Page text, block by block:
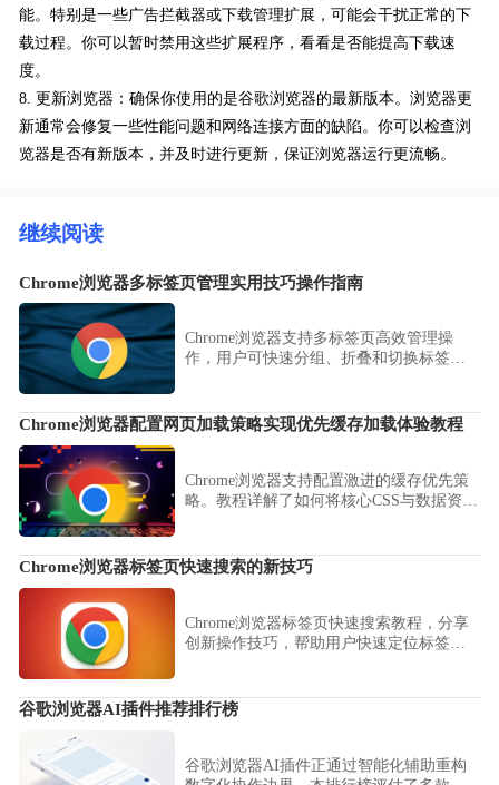
能。特别是一些广告拦截器或下载管理扩展，可能会干扰正常的下
载过程。你可以暂时禁用这些扩展程序，看看是否能提高下载速
度。
8. 更新浏览器：确保你使用的是谷歌浏览器的最新版本。浏览器更
新通常会修复一些性能问题和网络连接方面的缺陷。你可以检查浏
览器是否有新版本，并及时进行更新，保证浏览器运行更流畅。
继续阅读
Chrome浏览器多标签页管理实用技巧操作指南
Chrome浏览器支持多标签页高效管理操
作，用户可快速分组、折叠和切换标签
览网页。
Chrome浏览器配置网页加载策略实现优先缓存加载体验教程
Chrome浏览器支持配置激进的缓存优先策
略。教程详解了如何将核心CSS与数据资源
验。
Chrome浏览器标签页快速搜索的新技巧
Chrome浏览器标签页快速搜索教程，分享
创新操作技巧，帮助用户快速定位标签
谷歌浏览器AI插件推荐排行榜
谷歌浏览器AI插件正通过智能化辅助重构